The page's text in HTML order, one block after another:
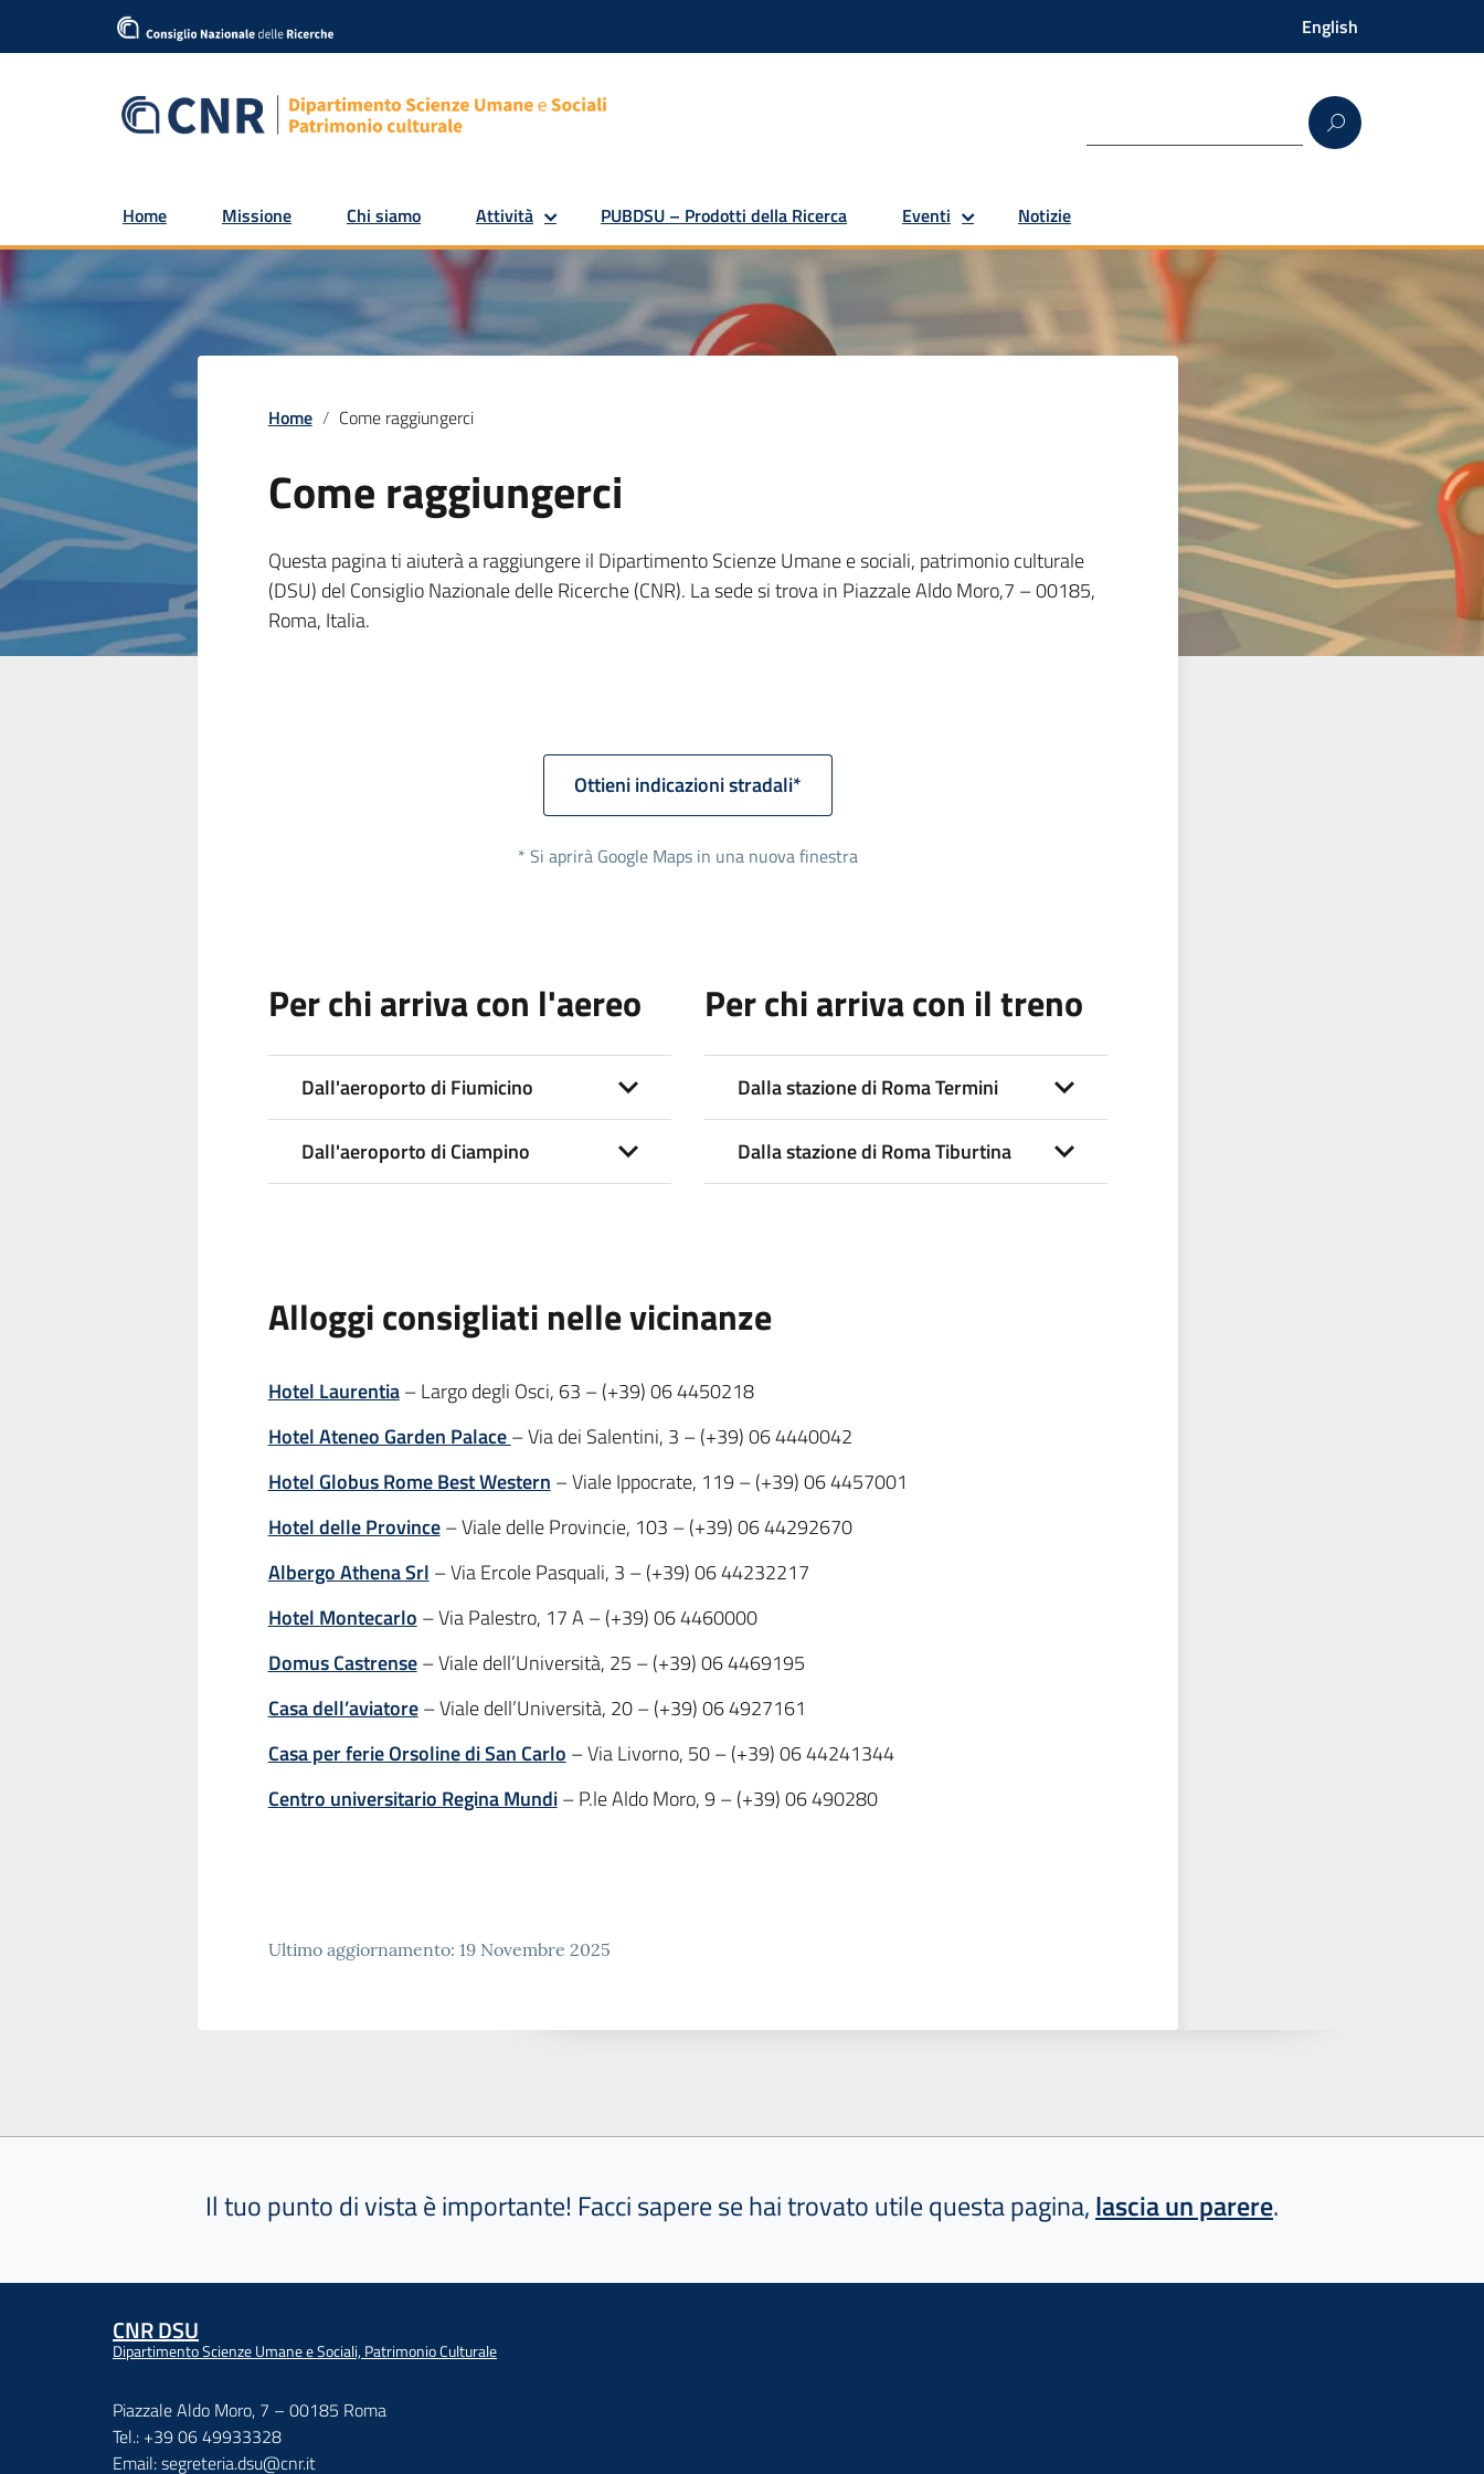
English
Home Missione Chi siamo Attività PUBDSU – Prodotti della Ricerca Eventi Notizie
Home Come raggiungerci
Come raggiungerci
Questa pagina ti aiuterà a raggiungere il Dipartimento Scienze Umane e sociali, patrimonio culturale
(DSU) del Consiglio Nazionale delle Ricerche (CNR). La sede si trova in Piazzale Aldo Moro,7 – 00185,
Roma, Italia.
Ottieni indicazioni stradali*
* Si aprirà Google Maps in una nuova finestra
Per chi arriva con l'aereo
Dall'aeroporto di Fiumicino
Dall'aeroporto di Ciampino
Per chi arriva con il treno
Dalla stazione di Roma Termini
Dalla stazione di Roma Tiburtina
Alloggi consigliati nelle vicinanze
Hotel Laurentia– Largo degli Osci, 63 – (+39) 06 4450218
Hotel Ateneo Garden Palace– Via dei Salentini, 3 – (+39) 06 4440042
Hotel Globus Rome Best Western – Viale Ippocrate, 119 – (+39) 06 4457001
Hotel delle Province– Viale delle Provincie, 103 – (+39) 06 44292670
Albergo Athena Srl – Via Ercole Pasquali, 3 – (+39) 06 44232217
Hotel Montecarlo – Via Palestro, 17 A – (+39) 06 4460000
Domus Castrense– Viale dell’Università, 25 – (+39) 06 4469195
Casa dell’aviatore– Viale dell’Università, 20 – (+39) 06 4927161
Casa per ferie Orsoline di San Carlo – Via Livorno, 50 – (+39) 06 44241344
Centro universitario Regina Mundi– P.le Aldo Moro, 9 – (+39) 06 490280
Ultimo aggiornamento: 19 Novembre 2025
Il tuo punto di vista è importante! Facci sapere se hai trovato utile questa pagina,lascia un parere.
CNR DSU
Dipartimento Scienze Umane e Sociali, Patrimonio Culturale
Piazzale Aldo Moro, 7 – 00185 Roma
Tel.: +39 06 49933328
Email: segreteria.dsu@cnr.it